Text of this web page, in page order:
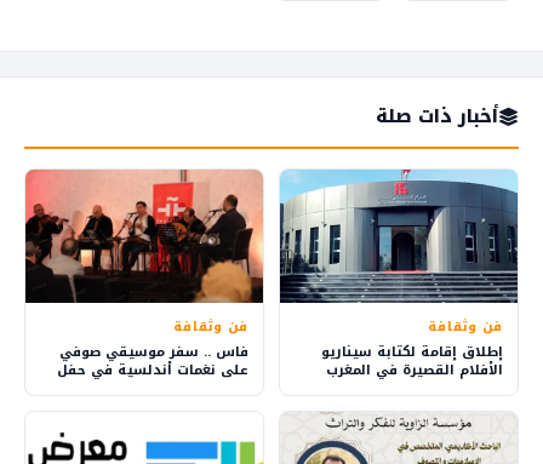
أخبار ذات صلة
فن وثقافة
إطلاق إقامة لكتابة سيناريو
الأفلام القصيرة في المغرب
بمبادرة من المركز السينمائي
المغربي
فن وثقافة
فاس .. سفر موسيقي صوفي
على نغمات أندلسية في حفل